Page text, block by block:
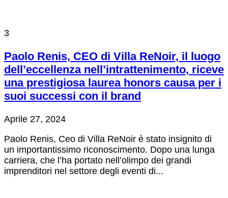
3
Paolo Renis, CEO di Villa ReNoir, il luogo
dell’eccellenza nell’intrattenimento, riceve
una prestigiosa laurea honors causa per i
suoi successi con il brand
Aprile 27, 2024
Paolo Renis, Ceo di Villa ReNoir è stato insignito di
un importantissimo riconoscimento. Dopo una lunga
carriera, che l’ha portato nell’olimpo dei grandi
imprenditori nel settore degli eventi di...